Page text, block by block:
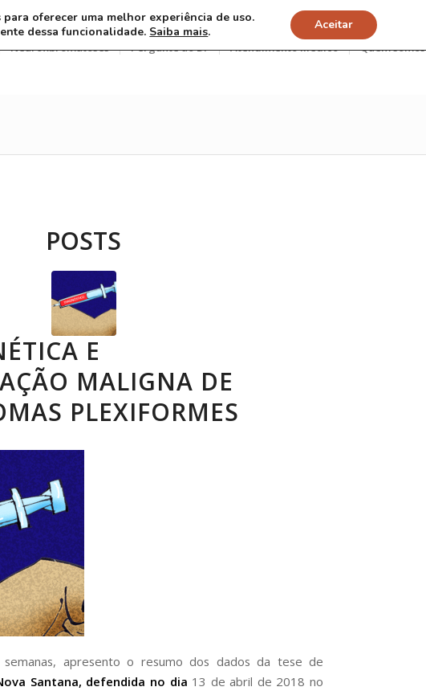
Neurofibromatoses Pergunte ao Dr Atendimento Médico Quem somos
POSTS
E
MALIGNA DE
PLEXIFORMES
apresento o resumo dos dados da tese de
Santana, defendida no dia 13 de abril de 2018 no
oferecer uma melhor experiência de uso.
dessa funcionalidade. Saiba mais. Aceitar